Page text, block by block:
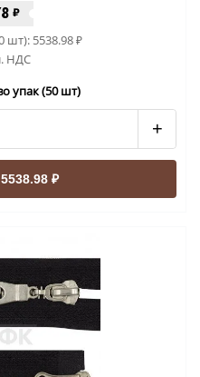
₽
шт): 5538.98₽
НДС
упак (50 шт)
+
5538.98 ₽